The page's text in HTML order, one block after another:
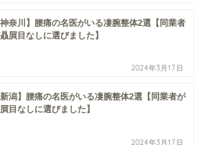
神奈川】腰痛の名医がいる凄腕整体2選【同業者
屓目なしに選びました】
2024年3月17日
新潟】腰痛の名医がいる凄腕整体2選【同業者が
目なしに選びました】
2024年3月17日